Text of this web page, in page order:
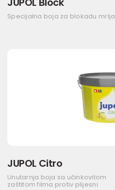
Specijalna boja za blokadu mrlja
JUPOL Citro
Unutarnja boja sa učinkovitom
zaštitom filma protiv plijesni